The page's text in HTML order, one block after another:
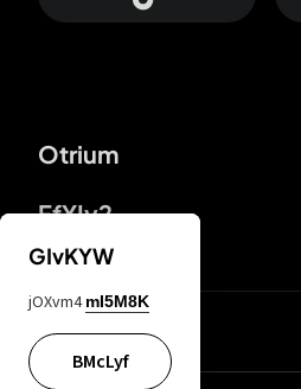
Otrium
FfYIy2
Lj7sBL
GIvKYW
jOXvm4 mI5M8K
BMcLyf